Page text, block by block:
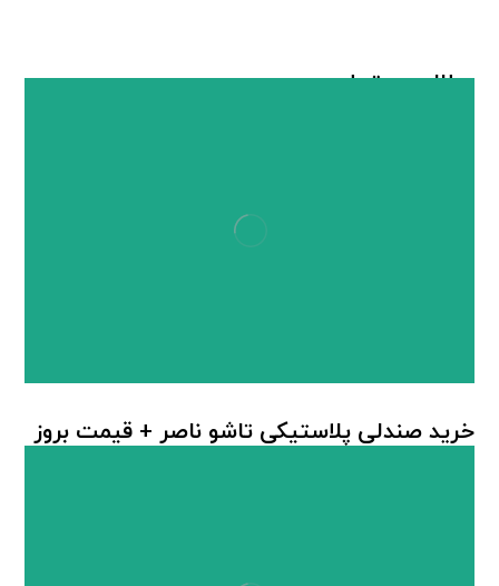
مطالب مرتبط ...
خرید صندلی پلاستیکی تاشو ناصر + قیمت بروز